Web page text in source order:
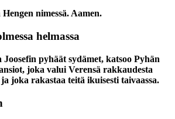
nimessä. Aamen.
helmassa
pyhäät sydämet, katsoo Pyhän
joka valui Verensä rakkaudesta
joka rakastaa teitä ikuisesti taivaassa.